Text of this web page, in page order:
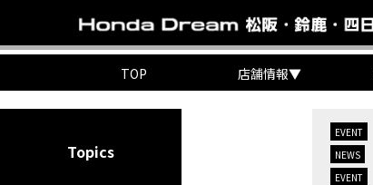
TOP 店舗情報▼
Topics
EVENT
NEWS
EVENT